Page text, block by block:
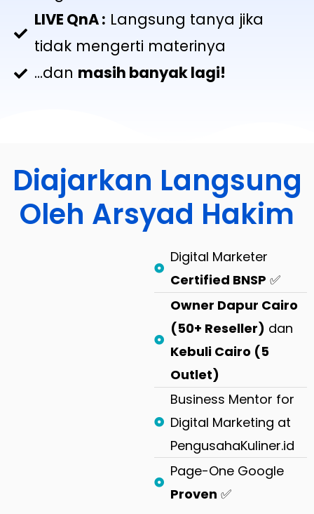
LIVE QnA : Langsung tanya jika
tidak mengerti materinya
...dan masih banyak lagi!
Diajarkan Langsung
Oleh Arsyad Hakim
Digital Marketer
Certified BNSP ✅
Owner Dapur Cairo
(50+ Reseller) dan
Kebuli Cairo (5
Outlet)
Business Mentor for
Digital Marketing at
PengusahaKuliner.id
Page-One Google
Proven ✅